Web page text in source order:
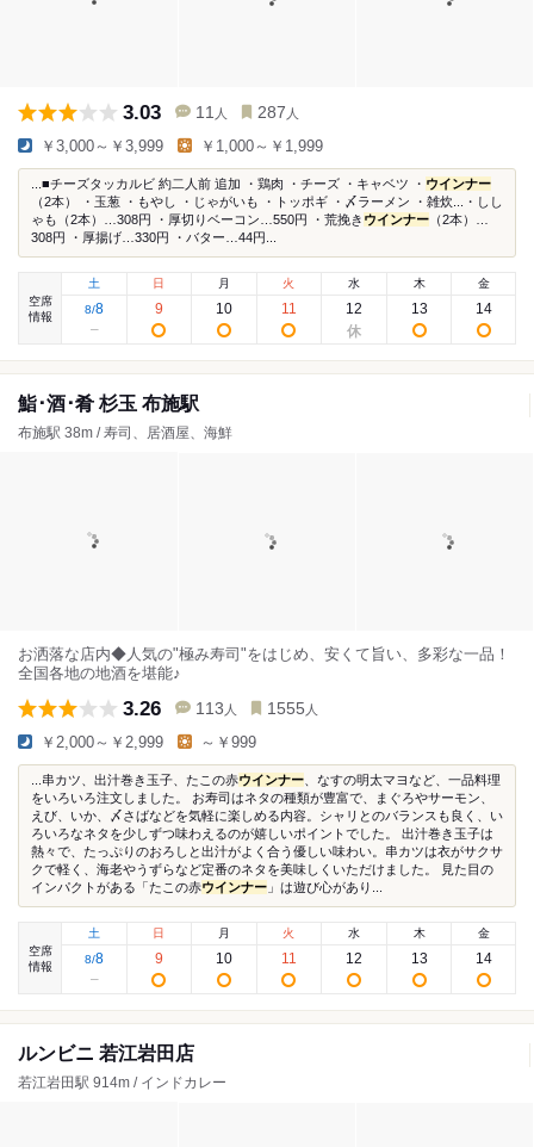
3.03 11 人 287 人
￥3,000～￥3,999 ￥1,000～￥1,999
...■チーズタッカルビ 約二人前 追加 ・鶏肉 ・チーズ ・キャベツ ・ ウインナー
（2本） ・玉葱 ・もやし ・じゃがいも ・トッポギ ・〆ラーメン ・雑炊...・しし
ゃも（2本）…308円 ・厚切りベーコン…550円 ・荒挽き ウインナー （2本）…
308円 ・厚揚げ…330円 ・バター…44円...
空席
情報
土
8/8
日
9
月
10
火
11
水
12
木
13
金
14
鮨･酒･肴 杉玉 布施駅
布施駅 38m / 寿司、居酒屋、海鮮
お洒落な店内◆人気の"極み寿司"をはじめ、安くて旨い、多彩な一品！
全国各地の地酒を堪能♪
3.26 113 人 1555 人
￥2,000～￥2,999 ～￥999
...串カツ、出汁巻き玉子、たこの赤ウインナー 、なすの明太マヨなど、一品料理
をいろいろ注文しました。 お寿司はネタの種類が豊富で、まぐろやサーモン、
えび、いか、〆さばなどを気軽に楽しめる内容。シャリとのバランスも良く、い
ろいろなネタを少しずつ味わえるのが嬉しいポイントでした。 出汁巻き玉子は
熱々で、たっぷりのおろしと出汁がよく合う優しい味わい。串カツは衣がサクサ
クで軽く、海老やうずらなど定番のネタを美味しくいただけました。 見た目の
インパクトがある「たこの赤ウインナー 」は遊び心があり...
空席
情報
土
8/8
日
9
月
10
火
11
水
12
木
13
金
14
ルンビニ 若江岩田店
若江岩田駅 914m / インドカレー